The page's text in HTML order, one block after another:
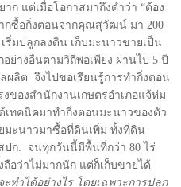
ก แต่เมื่อโอกาสมาถึงคำว่า “ต้อง
กซื้อกิ่งตอนจากคุณสุวัฒน์ มา 200
ริ่มปลูกลงดิน เก็บมะนาวขายเป็น
ย่างอื่นตามวิถีพอเพียง ผ่านไป 5 ปี
ผลิต จึงไปขอเรียนรู้การทำกิ่งตอน
ของสำนักงานเกษตรอำเภอแจ้ห่ม
เทคนิคมาทำกิ่งตอนมะนาวของตัว
ยมะนาวมาซื้อที่ดินเพิ่ม ทั้งที่ดิน
ปก. จนทุกวันนี้มีพื้นที่กว่า 80 ไร่
ว่าไม่มากนัก แต่ก็เก็บขายได้
ะทำได้อย่างไร โดยเฉพาะการปลูก